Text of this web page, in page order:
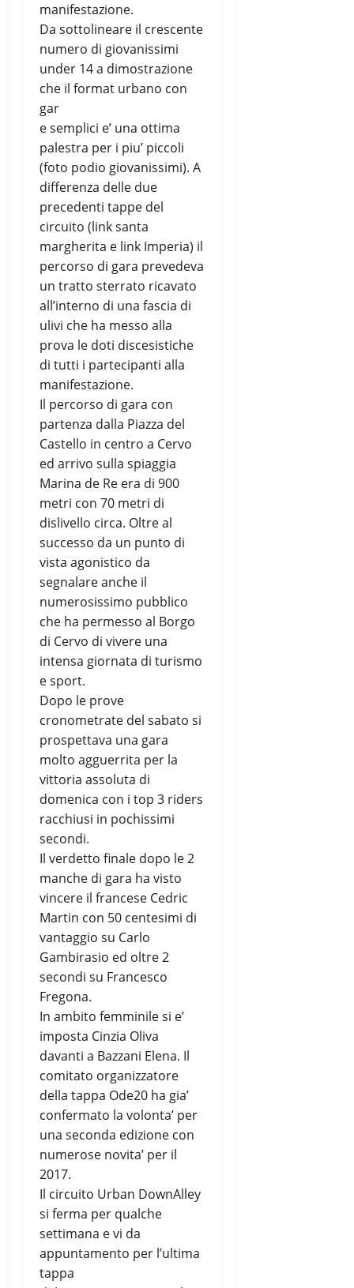
manifestazione.
Da sottolineare il crescente
numero di giovanissimi
under 14 a dimostrazione
che il format urbano con
gar
e semplici e’ una ottima
palestra per i piu’ piccoli
(foto podio giovanissimi). A
differenza delle due
precedenti tappe del
circuito (link santa
margherita e link Imperia) il
percorso di gara prevedeva
un tratto sterrato ricavato
all’interno di una fascia di
ulivi che ha messo alla
prova le doti discesistiche
di tutti i partecipanti alla
manifestazione.
Il percorso di gara con
partenza dalla Piazza del
Castello in centro a Cervo
ed arrivo sulla spiaggia
Marina de Re era di 900
metri con 70 metri di
dislivello circa. Oltre al
successo da un punto di
vista agonistico da
segnalare anche il
numerosissimo pubblico
che ha permesso al Borgo
di Cervo di vivere una
intensa giornata di turismo
e sport.
Dopo le prove
cronometrate del sabato si
prospettava una gara
molto agguerrita per la
vittoria assoluta di
domenica con i top 3 riders
racchiusi in pochissimi
secondi.
Il verdetto finale dopo le 2
manche di gara ha visto
vincere il francese Cedric
Martin con 50 centesimi di
vantaggio su Carlo
Gambirasio ed oltre 2
secondi su Francesco
Fregona.
In ambito femminile si e’
imposta Cinzia Oliva
davanti a Bazzani Elena. Il
comitato organizzatore
della tappa Ode20 ha gia’
confermato la volonta’ per
una seconda edizione con
numerose novita’ per il
2017.
Il circuito Urban DownAlley
si ferma per qualche
settimana e vi da
appuntamento per l’ultima
tappa